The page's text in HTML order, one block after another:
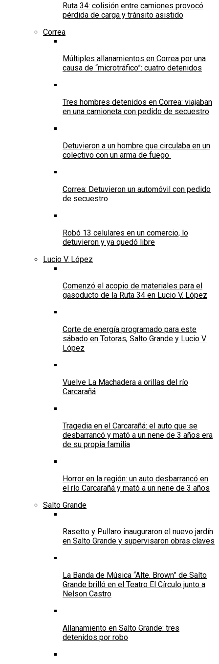
Ruta 34: colisión entre camiones provocó
pérdida de carga y tránsito asistido
Correa
Múltiples allanamientos en Correa por una
causa de “microtráfico”: cuatro detenidos
Tres hombres detenidos en Correa: viajaban
en una camioneta con pedido de secuestro
Detuvieron a un hombre que circulaba en un
colectivo con un arma de fuego
Correa: Detuvieron un automóvil con pedido
de secuestro
Robó 13 celulares en un comercio, lo
detuvieron y ya quedó libre
Lucio V. López
Comenzó el acopio de materiales para el
gasoducto de la Ruta 34 en Lucio V. López
Corte de energía programado para este
sábado en Totoras, Salto Grande y Lucio V.
López
Vuelve La Machadera a orillas del río
Carcarañá
Tragedia en el Carcarañá: el auto que se
desbarrancó y mató a un nene de 3 años era
de su propia familia
Horror en la región: un auto desbarrancó en
el río Carcarañá y mató a un nene de 3 años
Salto Grande
Rasetto y Pullaro inauguraron el nuevo jardín
en Salto Grande y supervisaron obras claves
La Banda de Música “Alte. Brown” de Salto
Grande brilló en el Teatro El Círculo junto a
Nelson Castro
Allanamiento en Salto Grande: tres
detenidos por robo